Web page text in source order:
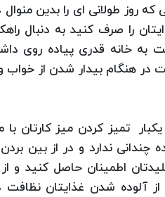
روز طولانی ای را بدین
را صرف کنید به دنبال
به خانه قدری پیاده روی
هنگام بیدار شدن از خواب و
تمیز کردن میز کارتان
ندارد و در از بین
اطمینان حاصل کنید و
آلوده شدن غذایتان نظافت